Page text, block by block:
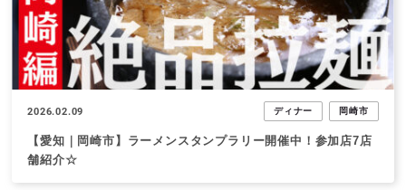
2026.02.09 ディナー 岡崎市
【愛知｜岡崎市】ラーメンスタンプラリー開催中！参加店7店
舗紹介☆